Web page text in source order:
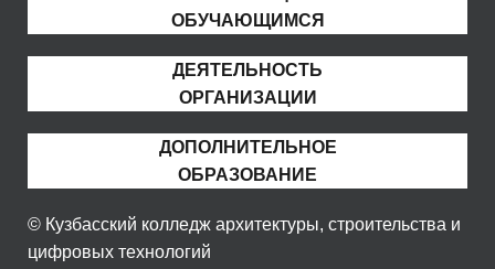
ОБУЧАЮЩИМСЯ
ДЕЯТЕЛЬНОСТЬ
ОРГАНИЗАЦИИ
ДОПОЛНИТЕЛЬНОЕ
ОБРАЗОВАНИЕ
© Кузбасский колледж архитектуры, строительства и
цифровых технологий